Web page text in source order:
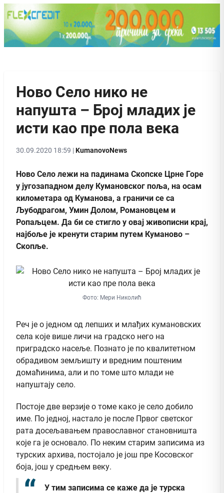
Ново Село нико не
напуштa – Број младих је
исти као пре пола века
30.09.2020 18:59 |KumanovoNews
Ново Село лежи на падинама Скопске Црне Горе
у југозападном делу Кумановског поља, на осам
километара од Куманова, а граничи се са
Љубодрагом, Умин Долом, Романовцем и
Ропаљцем. Да би се стигло у овај живописни крај,
најбоље је кренути старим путем Куманово –
Скопље.
Фото: Мери Николић
Реч је о једном од лепших и млађих кумановских
села које више личи на градско него на
приградско насеље. Познато је по квалитетном
обрадивом земљишту и вредним поштеним
домаћинима, али и по томе што млади не
напуштају село.
Постоје две верзије о томе како је село добило
име. По једној, настало је после Првог светског
рата досељавањем православног становништа
које га је основало. По неким старим записима из
турских архива, постојало је још пре Косовског
боја, још у средњем веку.
У тим записима се каже да је турска